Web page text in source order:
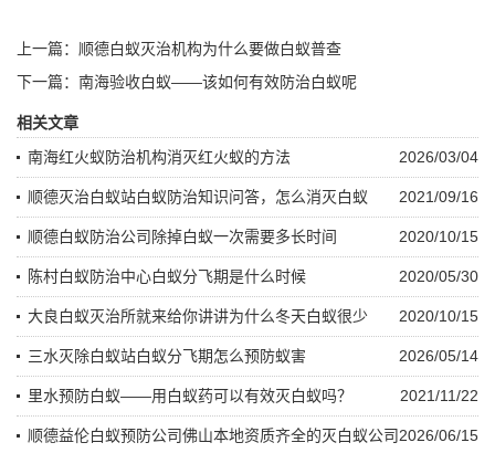
上一篇： 顺德白蚁灭治机构为什么要做白蚁普查
下一篇： 南海验收白蚁——该如何有效防治白蚁呢
相关文章
2026/03/04
南海红火蚁防治机构消灭红火蚁的方法
2021/09/16
顺德灭治白蚁站白蚁防治知识问答，怎么消灭白蚁
2020/10/15
顺德白蚁防治公司除掉白蚁一次需要多长时间
2020/05/30
陈村白蚁防治中心白蚁分飞期是什么时候
2020/10/15
大良白蚁灭治所就来给你讲讲为什么冬天白蚁很少
2026/05/14
三水灭除白蚁站白蚁分飞期怎么预防蚁害
2021/11/22
里水预防白蚁——用白蚁药可以有效灭白蚁吗？
2026/06/15
顺德益伦白蚁预防公司佛山本地资质齐全的灭白蚁公司